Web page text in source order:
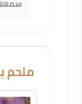
ملحم